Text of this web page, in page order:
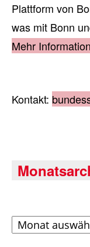
Plattform von
was mit Bonn
Mehr
Kontakt:
Archiv